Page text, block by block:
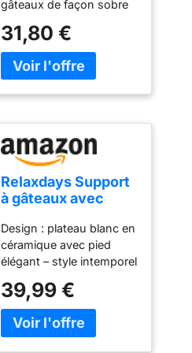
gâteaux de façon sobre
présentoir à gâteaux
Matière: verre hauteur:
26 cm diamètre: 32 cm
31,80 €
Relaxdays Support
à gâteaux avec
x D : 10 x 32 cm,
plateau de service
pour tartes et
gâteaux, blanc
Design : plateau blanc en
céramique avec pied
élégant – style intemporel
gâteaux Occasions : le
plateau à gâteaux est
parfait pour
39,99 €